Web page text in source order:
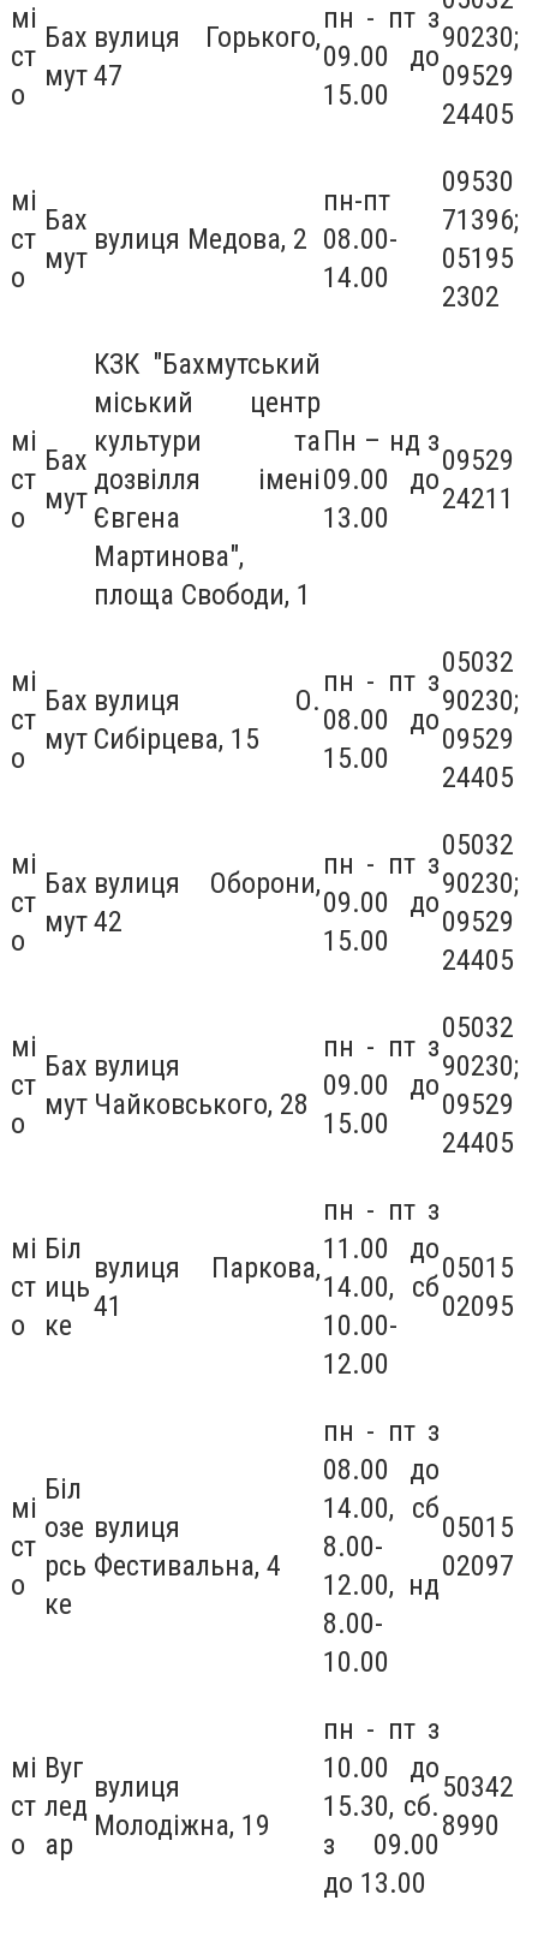
мі
ст
о
Бах
мут
вулиця Горького,
47
пн - пт з
09.00 до
15.00
90230;
09529
24405
мі
ст
о
Бах
мут
вулиця Медова, 2
пн-пт
08.00-
14.00
09530
71396;
05195
2302
мі
ст
о
Бах
мут
КЗК "Бахмутський
міський центр
культури та
дозвілля імені
Євгена
Мартинова",
площа Свободи, 1
Пн – нд з
09.00 до
13.00
09529
24211
мі
ст
о
Бах
мут
вулиця О.
Сибірцева, 15
пн - пт з
08.00 до
15.00
05032
90230;
09529
24405
мі
ст
о
Бах
мут
вулиця Оборони,
42
пн - пт з
09.00 до
15.00
05032
90230;
09529
24405
мі
ст
о
Бах
мут
вулиця
Чайковського, 28
пн - пт з
09.00 до
15.00
05032
90230;
09529
24405
мі
ст
о
Біл
иць
ке
вулиця Паркова,
41
пн - пт з
11.00 до
14.00, сб
10.00-
12.00
05015
02095
мі
ст
о
Біл
озе
рсь
ке
вулиця
Фестивальна, 4
пн - пт з
08.00 до
14.00, сб
8.00-
12.00, нд
8.00-
10.00
05015
02097
мі
ст
о
Вуг
лед
ар
вулиця
Молодіжна, 19
пн - пт з
10.00 до
15.30, сб.
з 09.00
до 13.00
50342
8990